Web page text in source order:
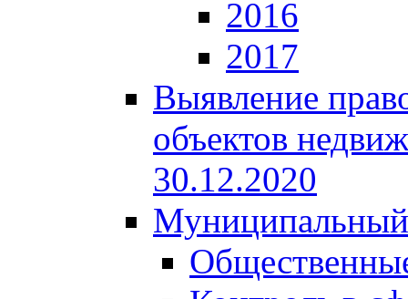
2016
2017
Выявление
объектов
30.12.2020
Муниципальный